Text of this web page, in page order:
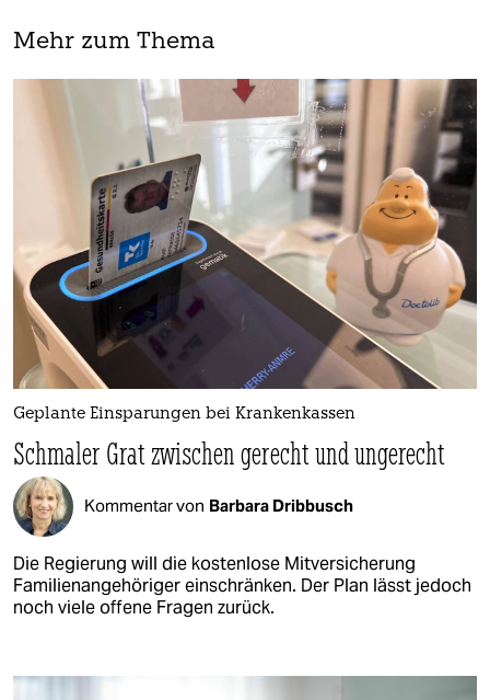
Mehr zum Thema
Geplante Einsparungen bei Krankenkassen
Schmaler Grat zwischen gerecht und ungerecht
Kommentar von Barbara Dribbusch
Die Regierung will die kostenlose Mitversicherung
Familienangehöriger einschränken. Der Plan lässt jedoch
noch viele offene Fragen zurück.